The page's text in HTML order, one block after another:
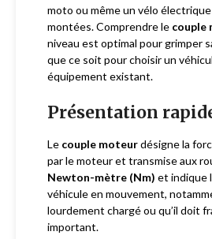
moto ou même un vélo
montées. Comprendre le couple
niveau est optimal pour grimper
que ce soit pour choisir un
équipement existant.
Présentation
Le couple moteurdésigne la
par le moteur et transmise aux
Newton-mètre (Nm) et indique
véhicule en mouvement,
lourdement chargé ou qu’il doit
important.